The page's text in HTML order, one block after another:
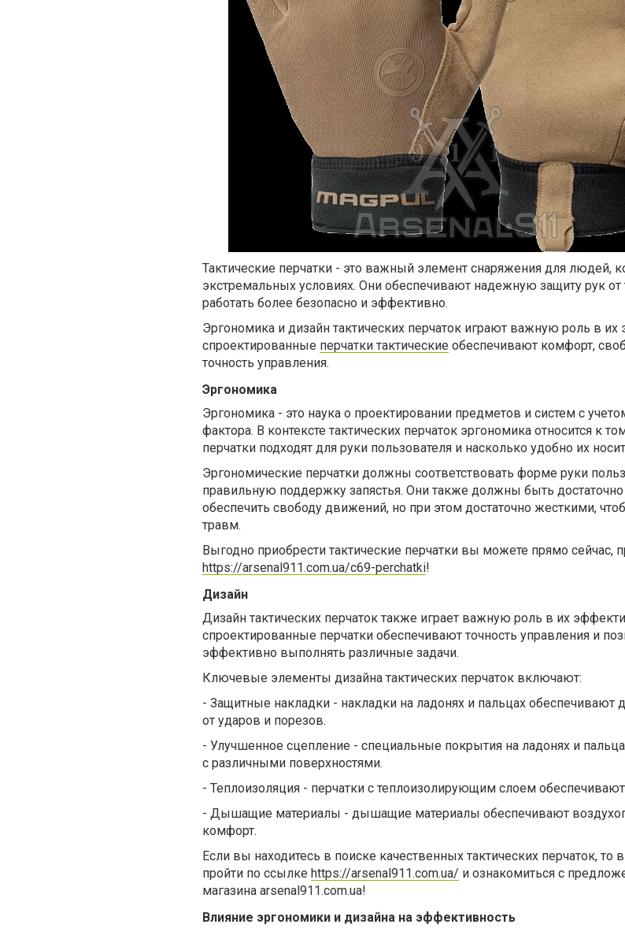
Тактические перчатки - это важный элемент снаряжения для людей,
экстремальных условиях. Они обеспечивают надежную защиту рук
работать более безопасно и эффективно.
Эргономика и дизайн тактических перчаток играют важную роль в
спроектированные перчатки тактические обеспечивают комфорт,
точность управления.
Эргономика
Эргономика - это наука о проектировании предметов и систем с
фактора. В контексте тактических перчаток эргономика относится к
перчатки подходят для руки пользователя и насколько удобно их
Эргономические перчатки должны соответствовать форме руки
правильную поддержку запястья. Они также должны быть
обеспечить свободу движений, но при этом достаточно жесткими,
травм.
Выгодно приобрести тактические перчатки вы можете прямо сейчас,
https://arsenal911.com.ua/c69-perchatki!
Дизайн
Дизайн тактических перчаток также играет важную роль в их
спроектированные перчатки обеспечивают точность управления и
эффективно выполнять различные задачи.
Ключевые элементы дизайна тактических перчаток включают:
- Защитные накладки - накладки на ладонях и пальцах обеспечивают
от ударов и порезов.
- Улучшенное сцепление - специальные покрытия на ладонях и
с различными поверхностями.
- Теплоизоляция - перчатки с теплоизолирующим слоем обеспечивают
- Дышащие материалы - дышащие материалы обеспечивают
комфорт.
Если вы находитесь в поиске качественных тактических перчаток, то
пройти по ссылке https://arsenal911.com.ua/ и ознакомиться с
магазина arsenal911.com.ua!
Влияние эргономики и дизайна на эффективность